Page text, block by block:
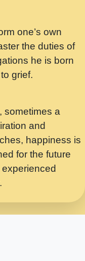
Shri
- 2018 -
Hasraten
Purnima Ji
म कस दत
भर बहर ज म
जय जय शयम
one’s own
the duties of
he is born
grief.
sometimes a
and
happiness is
for the future